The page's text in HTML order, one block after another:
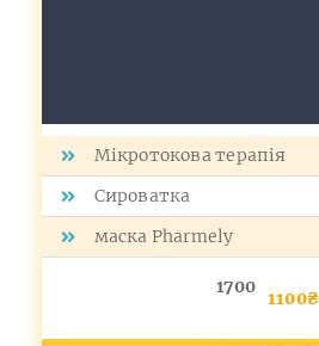
Мікротокова терапія
Сироватка
маска Pharmely
1700
1100₴